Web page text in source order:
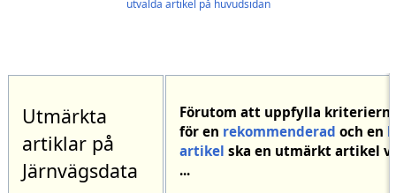
utvalda artikel på huvudsidan
Utmärkta
artiklar på
Järnvägsdata
Förutom att uppfylla
för en rekommenderad och en
artikel ska en utmärkt artikel
...